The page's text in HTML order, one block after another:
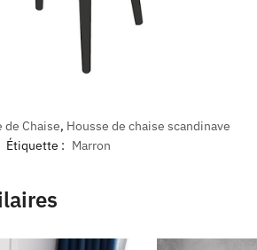
de Chaise, Housse de chaise scandinave
Étiquette : Marron